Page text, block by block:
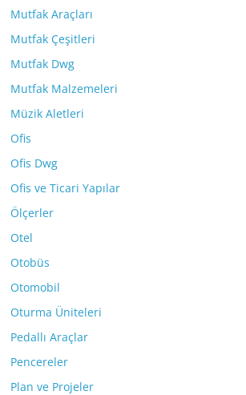
Mutfak Araçları
Mutfak Çeşitleri
Mutfak Dwg
Mutfak Malzemeleri
Müzik Aletleri
Ofis
Ofis Dwg
Ofis ve Ticari Yapılar
Ölçerler
Otel
Otobüs
Otomobil
Oturma Üniteleri
Pedallı Araçlar
Pencereler
Plan ve Projeler